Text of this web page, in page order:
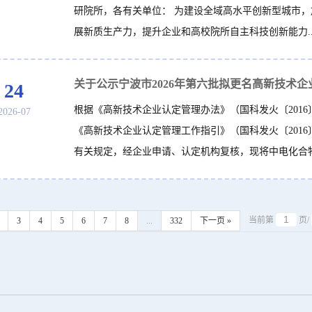
研院所，各有关单位： 为建设全域高水平创新型城市
展新质生产力，提升企业和高校院所自主科技创新能力
24
07
根据《高新技术企业认定管理办法》（国科发火〔2016
《高新技术企业认定管理工作指引》（国科发火〔2016
有关规定，经企业申请、认定机构复核，现将中电化合
3 4 5 6 7 8 332 下一页 » 当前第 页/